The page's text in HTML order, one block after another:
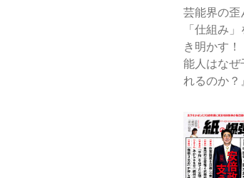
芸能界の歪
「仕組み
き明かす！
能人はなぜ
れるのか？